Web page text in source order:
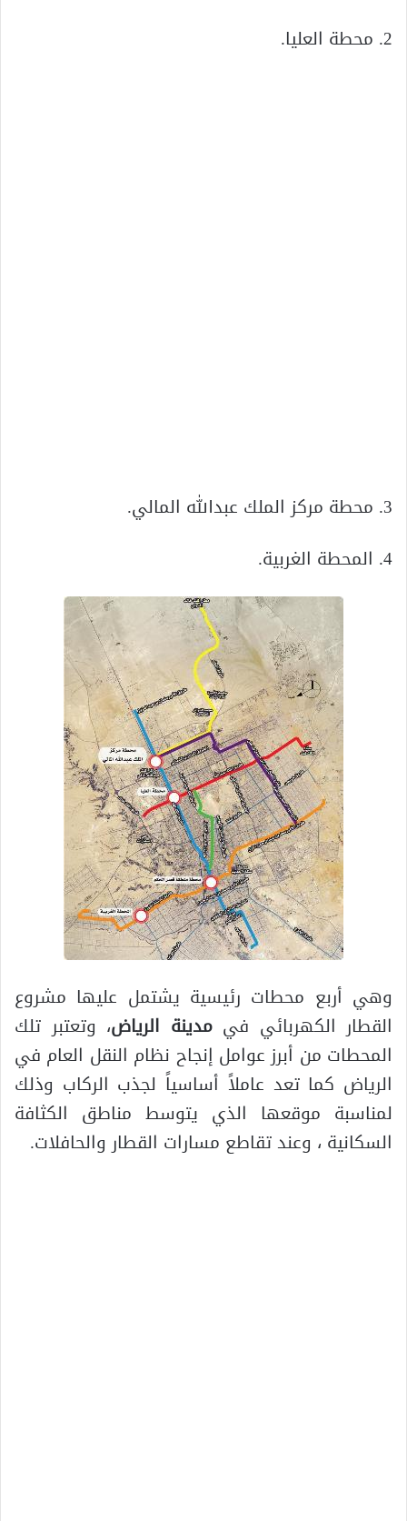
2. محطة العليا.
3. محطة مركز الملك عبدالله المالي.
4. المحطة الغربية.
وهي أربع محطات رئيسية يشتمل عليها مشروع
القطار الكهربائي فيمدينة الرياض، وتعتبر تلك
المحطات من أبرز عوامل إنجاح نظام النقل العام في
الرياض كما تعد عاملاً أساسياً لجذب الركاب وذلك
لمناسبة موقعها الذي يتوسط مناطق الكثافة
السكانية ، وعند تقاطع مسارات القطار والحافلات.